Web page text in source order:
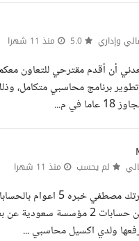
وإداري منذ 11 شهرا
أن أقدم مقترحي للتعاون
برنامج محاسبي متكامل،
في م...
لم يحسب منذ 11 شهرا
السلام عليكم مع حضرتك مصطفي خبره
والضرائب ومسئول عن حسابات 2
ولدي اكسيل محاسبي ...